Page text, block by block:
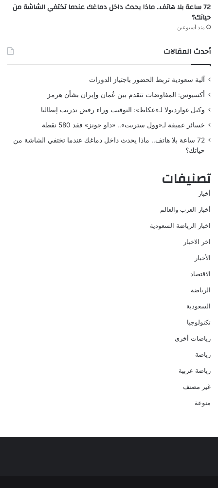
72 ساعة بلا هاتف.. ماذا يحدث داخل دماغك عندما تختفي الشاشة من
حياتك؟
منذ أسبوعين
أحدث المقالات
آلية سعودية تربط الحضور باجتياز الدورات
أكسيوس: المفاوضات تتقدم بين عُمان وإيران بشأن هرمز
وكيل غوارديولا لـ«عكاظ»: التوقيت وراء رفض تدريب إيطاليا
خسائر عميقة لـ«وول ستريت».. «داو جونز» فقد 580 نقطة
72 ساعة بلا هاتف.. ماذا يحدث داخل دماغك عندما تختفي الشاشة من
حياتك؟
تصنيفات
أخبار
أخبار العرب والعالم
اخبار الرياضة السعودية
اخر الاخبار
الأخبار
الاقتصاد
الرياضة
السعودية
تكنولوجيا
رياضات أخرى
رياضة
رياضة عربية
غير مصنف
منوعة